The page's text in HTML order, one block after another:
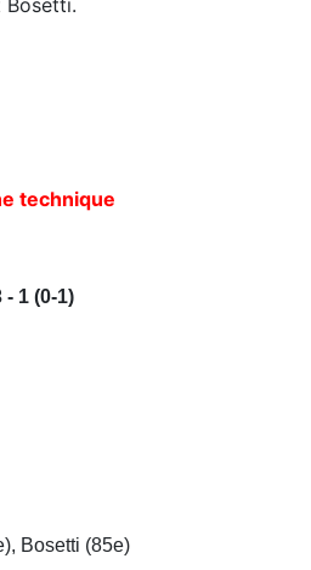
Bosetti.
technique
- 1 (0-1)
Bosetti (85e)